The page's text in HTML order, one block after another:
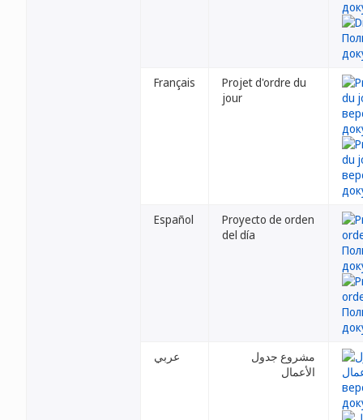
Français
Projet d'ordre du
jour
Español
Proyecto de orden
del día
عربي
مشروع جدول
الأعمال